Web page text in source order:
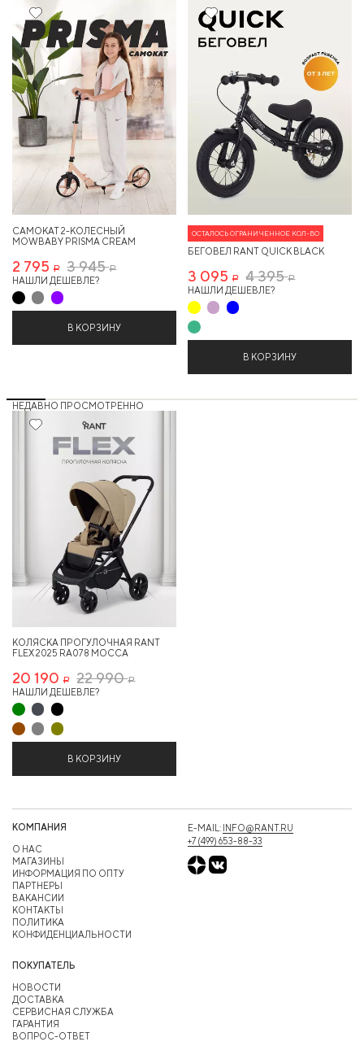
29%
САМОКАТ 2-КОЛЕСНЫЙ
MOWBABY PRISMA CREAM
2 795 Р 3 945Р
НАШЛИ ДЕШЕВЛЕ?
В КОРЗИНУ
29%
ОСТАЛОСЬ ОГРАНИЧЕННОЕ КОЛ-ВО
БЕГОВЕЛ RANT QUICK BLACK
3 095 Р 4 395Р
НАШЛИ ДЕШЕВЛЕ?
В КОРЗИНУ
НЕДАВНО ПРОСМОТРЕННО
12%
КОЛЯСКА ПРОГУЛОЧНАЯ RANT
FLEX 2025 RA078 MOCCA
20 190 Р 22 990Р
НАШЛИ ДЕШЕВЛЕ?
В КОРЗИНУ
КОМПАНИЯ
О НАС
МАГАЗИНЫ
ИНФОРМАЦИЯ ПО ОПТУ
ПАРТНЕРЫ
ВАКАНСИИ
КОНТАКТЫ
ПОЛИТИКА
КОНФИДЕНЦИАЛЬНОСТИ
ПОКУПАТЕЛЬ
НОВОСТИ
ДОСТАВКА
СЕРВИСНАЯ СЛУЖБА
ГАРАНТИЯ
ВОПРОС-ОТВЕТ
E-MAIL: INFO@RANT.RU
+7 (499) 653-88-33